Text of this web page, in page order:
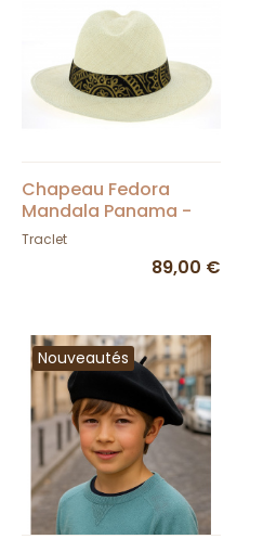
Chapeau Fedora
Mandala Panama -
Traclet
Traclet
89,00 €
Nouveautés